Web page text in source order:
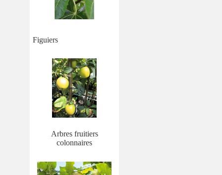
Figuiers
Arbres fruitiers
colonnaires